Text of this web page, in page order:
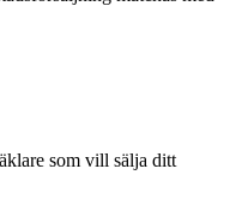
som vill sälja ditt